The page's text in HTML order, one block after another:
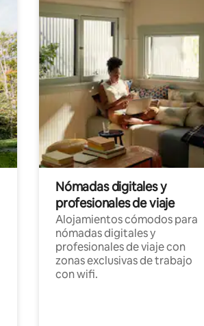
Nómadas digitales y
profesionales de viaje
Alojamientos cómodos para
nómadas digitales y
profesionales de viaje con
zonas exclusivas de trabajo
con wifi.